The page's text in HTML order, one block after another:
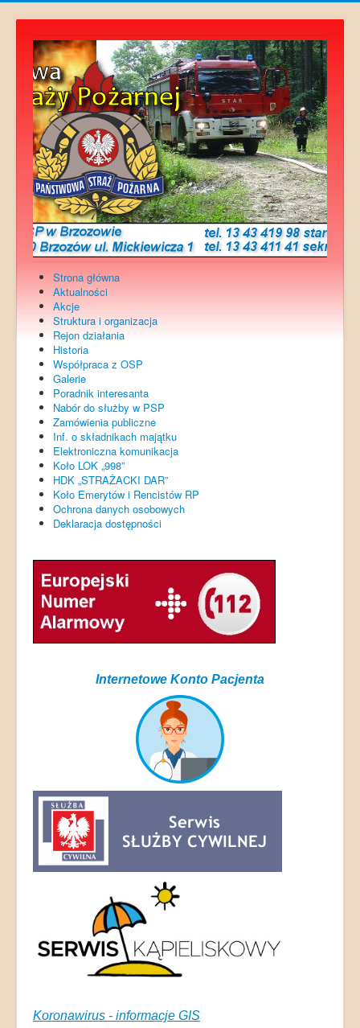
Strona główna
Aktualności
Akcje
Struktura i organizacja
Rejon działania
Historia
Współpraca z OSP
Galerie
Poradnik interesanta
Nabór do służby w PSP
Zamówienia publiczne
Inf. o składnikach majątku
Elektroniczna komunikacja
Koło LOK „998”
HDK „STRAŻACKI DAR”
Koło Emerytów i Rencistów RP
Ochrona danych osobowych
Deklaracja dostępności
Internetowe Konto Pacjenta
Koronawirus - informacje GIS